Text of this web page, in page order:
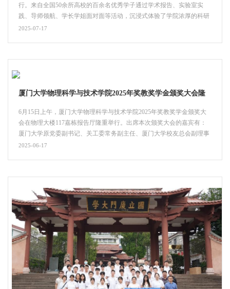
行。来自全国50余所高校的百余名优秀学子通过学术报告、实验室实
践、导师领航、学长学姐面对面等活动，沉浸式体验了学院浓厚的科研
氛围与育人理念。作为夏令营收官之作，7月11日晚，校党委书记、中
座由学院副院长吴顺情教授主持。张荣院士以生动案例勾勒半导体材料
从第一代到第三代的演进脉络，...
2025-07-17
厦门大学物理科学与技术学院2025年奖教奖学金颁奖大会隆
6月15日上午，厦门大学物理科学与技术学院2025年奖教奖学金颁奖大
会在物理大楼117嘉栋报告厅隆重举行。出席本次颁奖大会的嘉宾有：
厦门大学原党委副书记、关工委常务副主任、厦门大学校友总会副理事
长赖虹凯，上海天文台研究生处处长马金，湖南德智新材料有限公司董
校友、厦门同均管理有限公司董事方宇红，...
2025-06-17